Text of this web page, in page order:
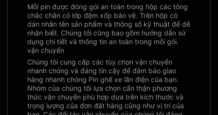
Mỗi pin được đóng gói an toàn trong hộp các tông
chắc chắn có lớp đệm xốp bảo vệ. Trên hộp có
dán nhãn tên sản phẩm và thông số kỹ thuật để dễ
nhận biết. Chúng tôi cũng bao gồm hướng dẫn sử
dụng chi tiết và thông tin an toàn trong mỗi gói.
vận chuyển
Chúng tôi cung cấp các tùy chọn vận chuyển
nhanh chóng và đáng tin cậy để đảm bảo giao
hàng nhanh chóng Pin ghế xe lăn điện của bạn.
Nhóm của chúng tôi lựa chọn cẩn thận phương
thức vận chuyển phù hợp dựa trên kích thước và
trọng lượng của đơn đặt hàng cũng như vị trí của